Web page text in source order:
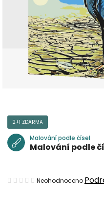
2+1 ZDARMA
Malování podle čísel
Malování podle
Průměrné
Neohodnoceno